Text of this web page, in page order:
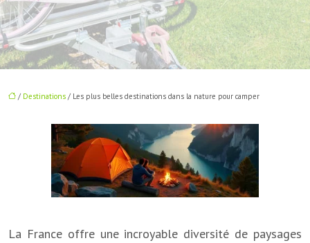
/ Destinations / Les plus belles destinations dans la nature pour camper
La France offre une incroyable diversité de paysages